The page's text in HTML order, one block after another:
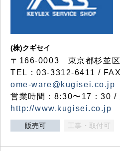
(株)クギセイ
〒166-0003 東京都杉並
TEL：03-3312-6411 /
ome-ware@kugisei.co.jp
営業時間：8:30〜17：30 /
http://www.kugisei.co.jp
販売可 工事・取付可